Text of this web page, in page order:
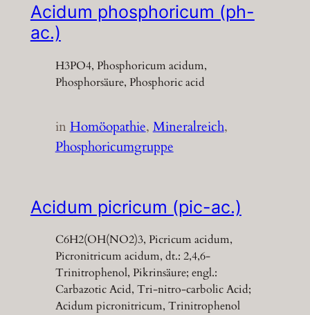
Acidum phosphoricum (ph-
ac.)
H3PO4, Phosphoricum acidum,
Phosphorsäure, Phosphoric acid
inHomöopathie, Mineralreich
Phosphoricumgruppe
Acidum picricum (pic-ac.)
C6H2(OH(NO2)3, Picricum acidum,
Picronitricum acidum, dt.: 2,4,6-
Trinitrophenol, Pikrinsäure; engl.:
Carbazotic Acid, Tri-nitro-carbolic Acid;
Acidum picronitricum, Trinitrophenol